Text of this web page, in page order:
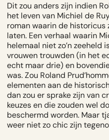
Dit zou anders zijn indien
het leven van Michiel de
roman waarin de historicus
laten. Een verhaal waarin
helemaal niet zo’n zeeheld
vrouwen trouwden (in het
echt maar drie) en
was. Zou Roland
elementen aan de
dan zou er sprake zijn van
keuzes en die zouden wel
beschermd worden. Maar
weer niet zo chic zijn